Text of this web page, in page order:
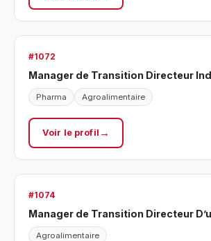
#1072
Manager de Transition Directeur
Pharma Agroalimentaire
Voir le profil
#1074
Manager de Transition Directeur
Agroalimentaire